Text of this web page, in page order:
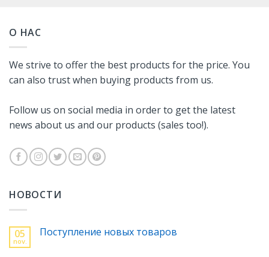
О НАС
We strive to offer the best products for the price. You
can also trust when buying products from us.
Follow us on social media in order to get the latest
news about us and our products (sales too!).
НОВОСТИ
05
nov.
Поступление новых товаров